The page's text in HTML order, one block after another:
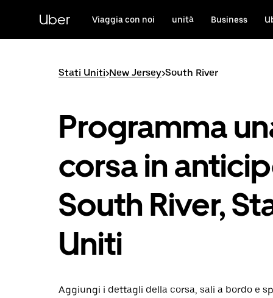
contenuto
principale
Uber Viaggia con noi unità Business
Stati Uniti>New Jersey>South River
Programma
corsa in
South River,
Uniti
Aggiungi i dettagli della corsa, sali a bordo e